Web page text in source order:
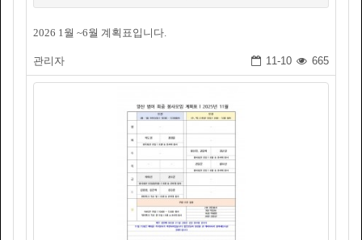
2026 1월 ~6월 계획표입니다.
관리자 11-10 665